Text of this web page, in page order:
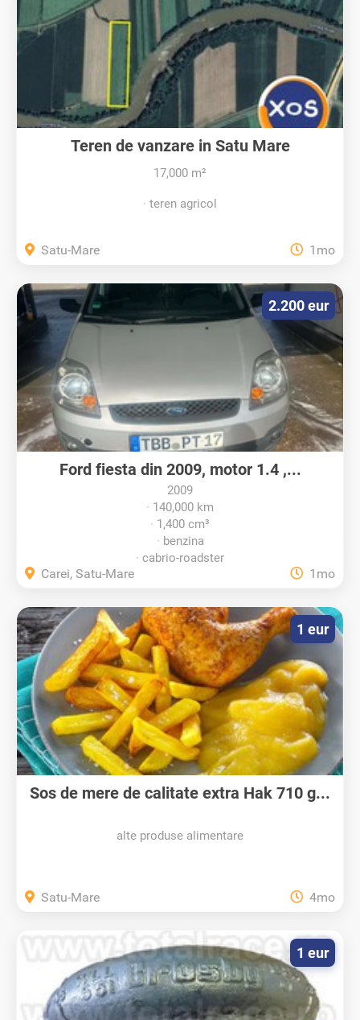
Teren de vanzare in Satu Mare
17,000 m²
teren agricol
Satu-Mare 1mo
Ford fiesta din 2009, motor 1.4 ,...
2009
140,000 km
1,400 cm³
benzina
cabrio-roadster
2.200 eur
Carei, Satu-Mare 1mo
Sos de mere de calitate extra Hak 710 g...
alte produse alimentare
1 eur
Satu-Mare 4mo
1 eur